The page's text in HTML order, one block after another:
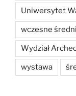
Uniwersytet
wczesne
Wydział
wystawa